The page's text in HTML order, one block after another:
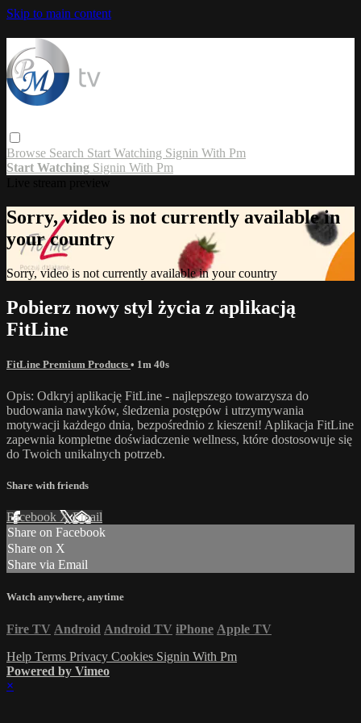
Skip to main content
Browse Search Start Watching Signin With Pm
Start Watching Signin With Pm
Sorry, video is not currently available in
your country
Sorry, video is not currently available in your country
Pobierz nowy styl życia z aplikacją
FitLine
FitLine Premium Products • 1m 40s
Opis: Odkryj aplikację FitLine - najlepszego towarzysza do
budowania nawyków, śledzenia postępów i utrzymywania
motywacji każdego dnia, bezpośrednio z kieszeni! Aplikacja FitLine
zapewnia kompletne doświadczenie wellness, które dostosowuje się
do Twoich unikalnych potrzeb.
Share with friends
Facebook XEmail
Share on Facebook
Share on X
Share via Email
Watch anywhere, anytime
Fire TV Android Android TV iPhone Apple TV
Help Terms Privacy Cookies Signin With Pm
Powered by Vimeo
×